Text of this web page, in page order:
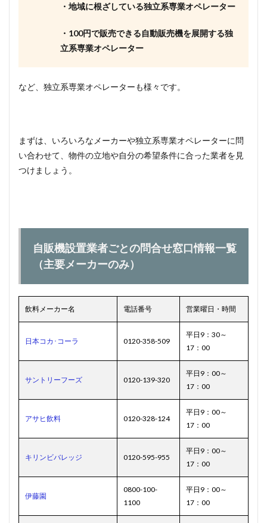
・地域に根ざしている独立系専業オペレーター
・100円で販売できる自動販売機を展開する独
立系専業オペレーター
など、独立系専業オペレーターも様々です。
まずは、いろいろなメーカーや独立系専業オペレーターに問
い合わせて、物件の立地や自分の希望条件に合った業者を見
つけましょう。
自販機設置業者ごとの問合せ窓口情報一覧
（主要メーカーのみ）
飲料メーカー名 電話番号 営業曜日・時間
日本コカ･コーラ 0120-358-509
平日9：30～
17：00
サントリーフーズ 0120-139-320
平日9：00～
17：00
アサヒ飲料 0120-328-124
平日9：00～
17：00
キリンビバレッジ 0120-595-955
平日9：00～
17：00
伊藤園
0800-100-
1100
平日9：00～
17：00